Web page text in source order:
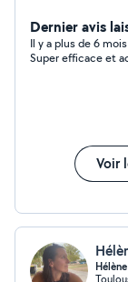
math ou
Dernier avis
Il y a plus de 6 mois
Voir
Hélène